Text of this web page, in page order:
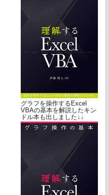
グラフを操作するExcel
VBAの基本を解説したキン
ドル本も出しました↓↓